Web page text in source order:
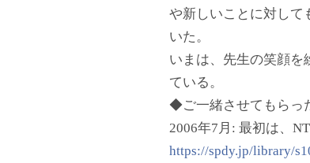
や新しいことに対して
いた。
いまは、先生の笑顔を
ている。
◆ご一緒させてもらっ
2006年7月: 最初は、
https://spdy.jp/library/